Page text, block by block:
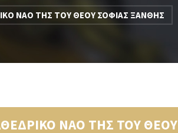
ΝΑΟ ΤΗΣ ΤΟΥ ΘΕΟΥ ΣΟΦΙΑΣ ΞΑΝΘΗΣ
ΝΑΟ ΤΗΣ ΤΟΥ ΘΕΟΥ